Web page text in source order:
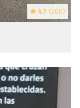
4.7 (200)